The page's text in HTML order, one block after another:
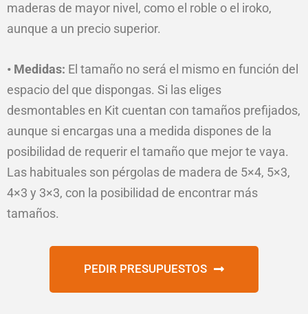
maderas de mayor nivel, como el roble o el iroko,
aunque a un precio superior.
• Medidas: El tamaño no será el mismo en función del
espacio del que dispongas. Si las eliges
desmontables en Kit cuentan con tamaños prefijados,
aunque si encargas una a medida dispones de la
posibilidad de requerir el tamaño que mejor te vaya.
Las habituales son pérgolas de madera de 5×4, 5×3,
4×3 y 3×3, con la posibilidad de encontrar más
tamaños.
PEDIR PRESUPUESTOS